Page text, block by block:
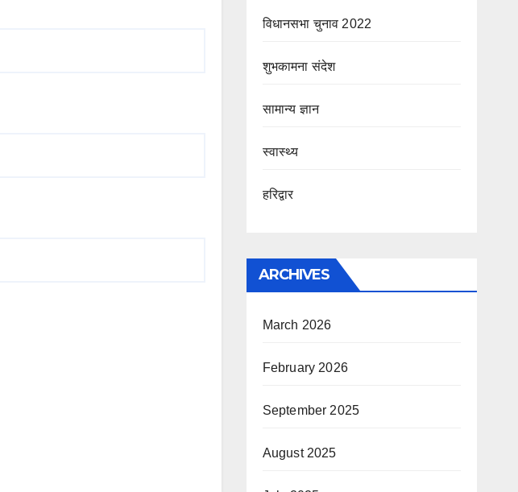
विधानसभा चुनाव 2022
शुभकामना संदेश
सामान्य ज्ञान
स्वास्थ्य
हरिद्वार
ARCHIVES
March 2026
February 2026
September 2025
August 2025